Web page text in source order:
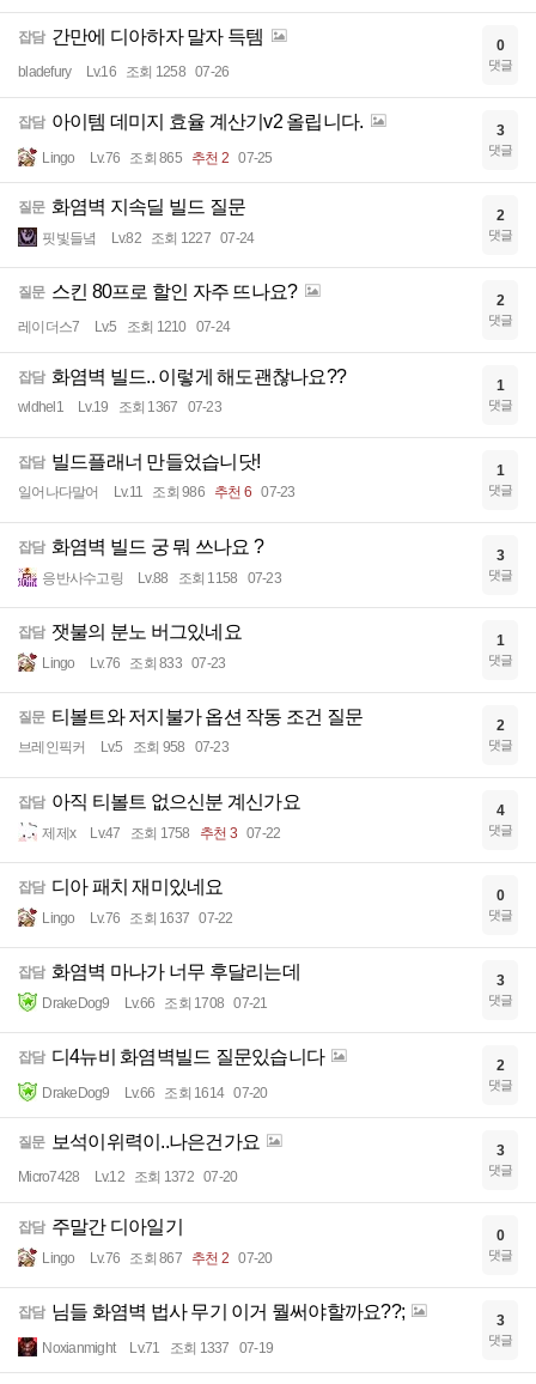
잡담 간만에 디아하자 말자 득템
bladefury Lv.16 조회 1258 07-26
0
댓글
잡담 아이템 데미지 효율 계산기v2 올립니다.
Lingo Lv.76 조회 865 추천 2 07-25
3
댓글
질문 화염벽 지속딜 빌드 질문
핏빛들녘 Lv.82 조회 1227 07-24
2
댓글
질문 스킨 80프로 할인 자주 뜨나요?
레이더스7 Lv.5 조회 1210 07-24
2
댓글
잡담 화염벽 빌드.. 이렇게 해도괜찮나요??
wldhel1 Lv.19 조회 1367 07-23
1
댓글
잡담 빌드플래너 만들었습니닷!
일어나다말어 Lv.11 조회 986 추천 6 07-23
1
댓글
잡담 화염벽 빌드 궁 뭐 쓰나요 ?
응반사수고링 Lv.88 조회 1158 07-23
3
댓글
잡담 잿불의 분노 버그있네요
Lingo Lv.76 조회 833 07-23
1
댓글
질문 티볼트와 저지불가 옵션 작동 조건 질문
브레인픽커 Lv.5 조회 958 07-23
2
댓글
잡담 아직 티볼트 없으신분 계신가요
제제x Lv.47 조회 1758 추천 3 07-22
4
댓글
잡담 디아 패치 재미있네요
Lingo Lv.76 조회 1637 07-22
0
댓글
잡담 화염벽 마나가 너무 후달리는데
DrakeDog9 Lv.66 조회 1708 07-21
3
댓글
잡담 디4뉴비 화염벽빌드 질문있습니다
DrakeDog9 Lv.66 조회 1614 07-20
2
댓글
질문 보석이위력이..나은건가요
Micro7428 Lv.12 조회 1372 07-20
3
댓글
잡담 주말간 디아일기
Lingo Lv.76 조회 867 추천 2 07-20
0
댓글
잡담 님들 화염벽 법사 무기 이거 뭘써야할까요??;
Noxianmight Lv.71 조회 1337 07-19
3
댓글